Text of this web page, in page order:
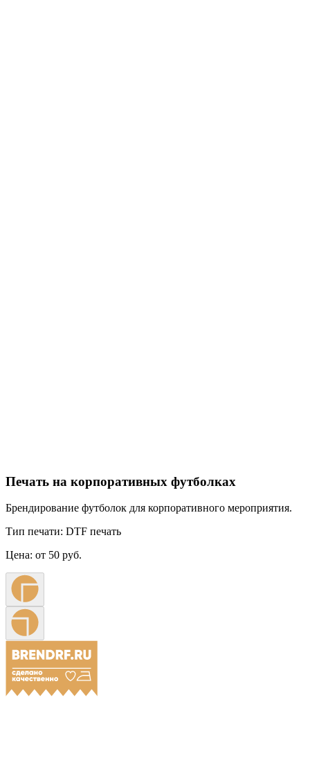
Печать на корпоративных футболках
Брендирование футболок для корпоративного мероприятия.
Тип печати: DTF печать
Цена: от 50 руб.